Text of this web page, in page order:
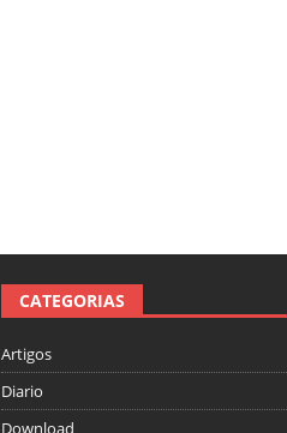
CATEGORIAS
Artigos
Diario
Download